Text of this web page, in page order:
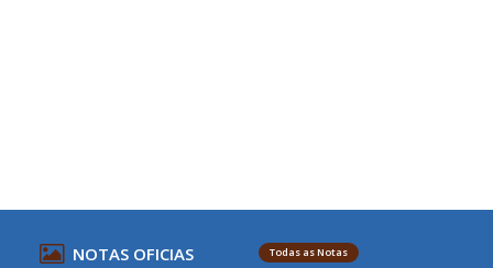
NOTAS OFICIAS Todas as Notas